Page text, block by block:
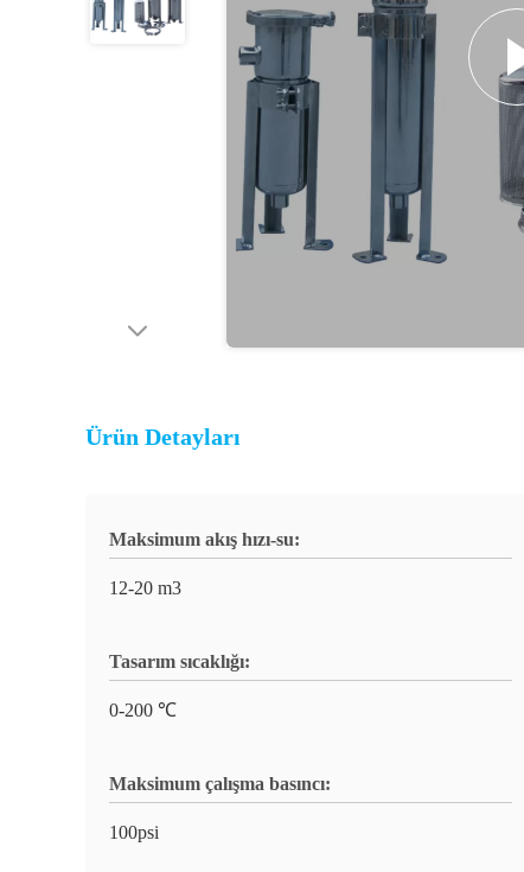
Ürün Detayları
Maksimum akış hızı-su:
12-20 m3
Tasarım sıcaklığı:
0-200 ℃
Maksimum çalışma basıncı:
100psi